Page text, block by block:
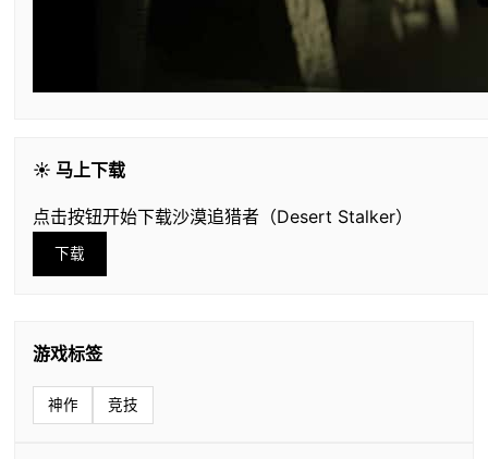
☀️ 马上下载
点击按钮开始下载沙漠追猎者（Desert Stalker）
下载
游戏标签
神作 竞技